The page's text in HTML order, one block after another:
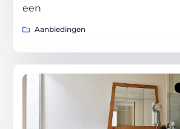
een
Aanbiedingen